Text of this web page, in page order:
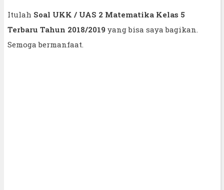
Itulah Soal UKK / UAS 2 Matematika Kelas 5
Terbaru Tahun 2018/2019 yang bisa saya bagikan.
Semoga bermanfaat.